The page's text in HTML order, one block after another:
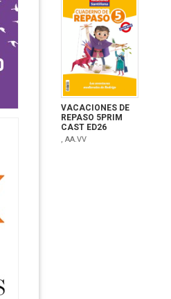
VACACIONES DE
REPASO 5PRIM
CAST ED26
, AA.VV